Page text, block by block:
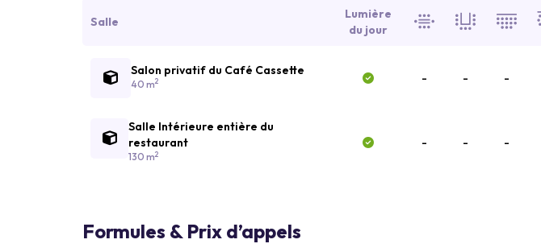
Salle
Lumière
du jour
Salon privatif du Café Cassette
40 m2 - - -
Salle Intérieure entière du
restaurant
130 m2
- - -
Formules & Prix d’appels